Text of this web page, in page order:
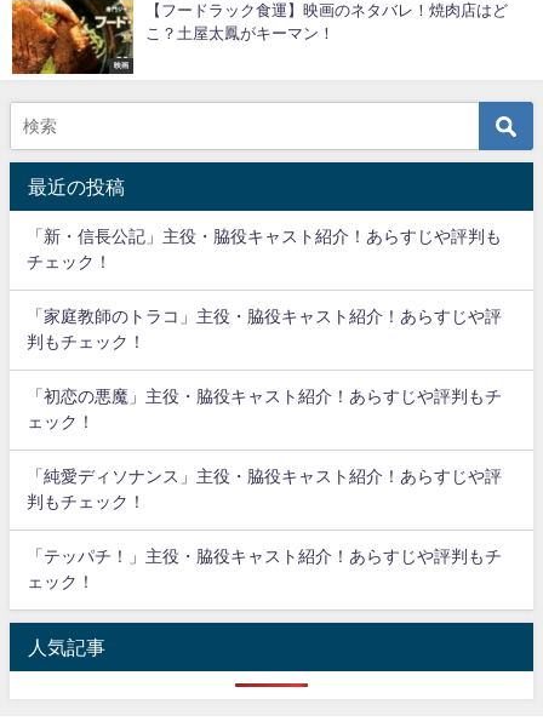
映画
【フードラック食運】映画のネタバレ！焼肉店はど
こ？土屋太鳳がキーマン！
最近の投稿
「新・信長公記」主役・脇役キャスト紹介！あらすじや評判も
チェック！
「家庭教師のトラコ」主役・脇役キャスト紹介！あらすじや評
判もチェック！
「初恋の悪魔」主役・脇役キャスト紹介！あらすじや評判もチ
ェック！
「純愛ディソナンス」主役・脇役キャスト紹介！あらすじや評
判もチェック！
「テッパチ！」主役・脇役キャスト紹介！あらすじや評判もチ
ェック！
人気記事